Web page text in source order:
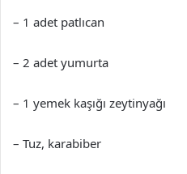
– 1 adet patlıcan
– 2 adet yumurta
– 1 yemek kaşığı zeytinyağı
– Tuz, karabiber